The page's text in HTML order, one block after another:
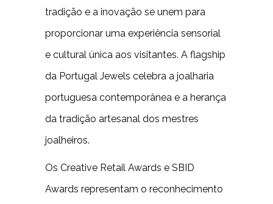
tradição e a inovação se unem para
proporcionar uma experiência sensorial
e cultural única aos visitantes. A flagship
da Portugal Jewels celebra a joalharia
portuguesa contemporânea e a herança
da tradição artesanal dos mestres
joalheiros.
Os Creative Retail Awards e SBID
Awards representam o reconhecimento